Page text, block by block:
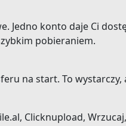
konto daje Ci
pobieraniem.
na start. To wystarczy,
Clicknupload,